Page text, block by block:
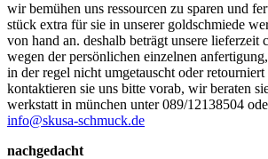
wir bemühen uns ressourcen zu sparen und
stück extra für sie in unserer goldschmiede
von hand an. deshalb beträgt unsere lieferzeit
wegen der persönlichen einzelnen
in der regel nicht umgetauscht oder
kontaktieren sie uns bitte vorab, wir beraten
werkstatt in münchen unter 089/12138504
info@skusa-schmuck.de
nachgedacht